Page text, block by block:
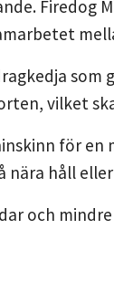
Firedog
som
vilket
för
håll
och